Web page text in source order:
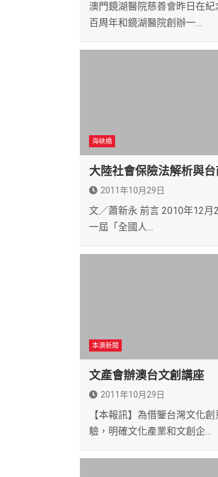
澳門鏡湖醫院慈善會昨日在
百周年和鏡湖醫院創辦一…
海峽橋
大陸社會保險法解析與
2011年10月29日
文／蕭新永 前言 2010年12月
一屆「全國人…
本澳新聞
文產會辦澳台文創講座
2011年10月29日
【本報訊】為借鑒台灣文化
驗，明確文化產業和文創企…